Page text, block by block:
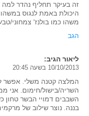
זה בעיקר תחליף נהדר
היכולת באמת לנגוס
משהו כמו בולנז' צמחוני/
הגב
ליאור הגיב:
10/10/2013 בשעה 20:45
המלצה קטנה משלי. אפשר
השריה/בישול/חימום.
השבבים דמויי הבשר טחון
בננה. נוצר שילוב של